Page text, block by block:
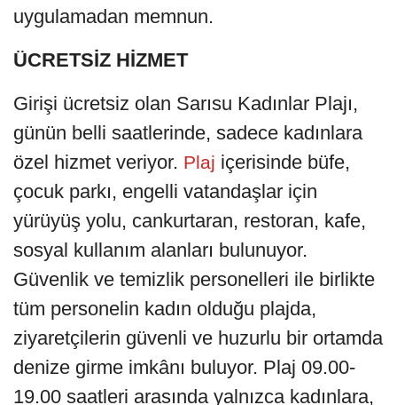
uygulamadan memnun.
ÜCRETSİZ HİZMET
Girişi ücretsiz olan Sarısu Kadınlar Plajı,
günün belli saatlerinde, sadece kadınlara
özel hizmet veriyor. Plaj içerisinde büfe,
çocuk parkı, engelli vatandaşlar için
yürüyüş yolu, cankurtaran, restoran, kafe,
sosyal kullanım alanları bulunuyor.
Güvenlik ve temizlik personelleri ile birlikte
tüm personelin kadın olduğu plajda,
ziyaretçilerin güvenli ve huzurlu bir ortamda
denize girme imkânı buluyor. Plaj 09.00-
19.00 saatleri arasında yalnızca kadınlara,